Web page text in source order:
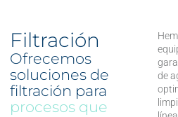
Filtración
Ofrecemos
soluciones de
filtración para
procesos que
de